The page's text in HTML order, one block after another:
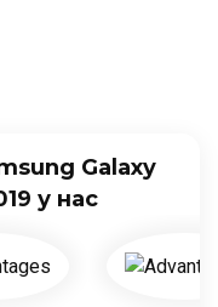
Galaxy
у нас